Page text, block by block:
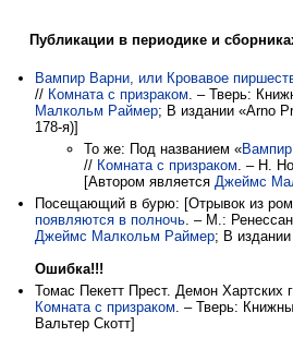
Публикации в периодике и
Вампир Варни, или Кровавое
// Комната с призраком. – Тверь:
Малкольм Раймер; В издании «Arno
178-я)]
То же: Под названием «
// Комната с призраком. – Н.
[Автором является Джеймс
Посещающий в бурю: [Отрывок из
появляются в полночь. – М.:
Джеймс Малкольм Раймер; В
Ошибка!!!
Томас Пекетт Прест. Демон Хартских
Комната с призраком. – Тверь:
Вальтер Скотт]